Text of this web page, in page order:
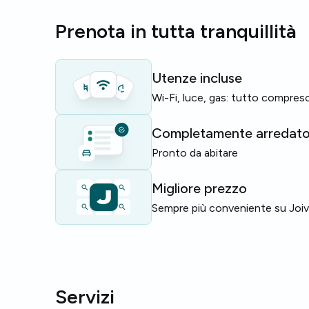
vita quotidiana più comoda in una residenza ben
Perfetta per studenti e giovani professionisti che
città con comfort essenziali.
Posti limitati — contattaci subito per prenotare!
Prenota in tutta tranquillità
Utenze incluse
Wi-Fi, luce, gas: tutto
Completamente arredato
Pronto da abitare
Migliore prezzo
Sempre più conveniente su
Servizi